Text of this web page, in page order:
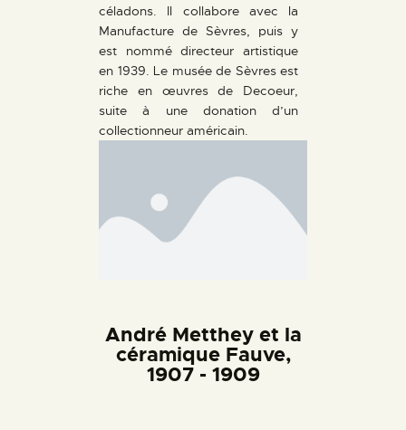
céladons. Il collabore avec la
Manufacture de Sèvres, puis y
est nommé directeur artistique
en 1939. Le musée de Sèvres est
riche en œuvres de Decoeur,
suite à une donation d’un
collectionneur américain.
André Metthey et la
céramique Fauve,
1907 - 1909